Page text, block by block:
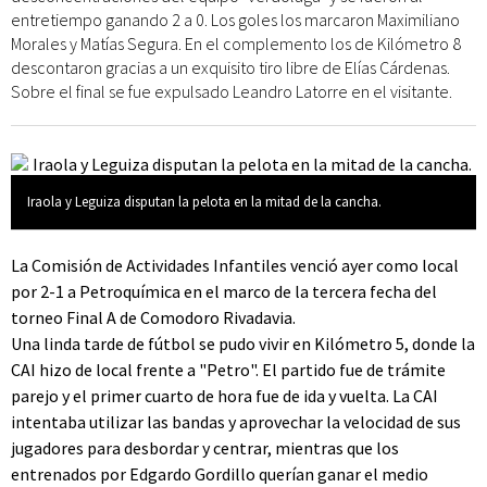
entretiempo ganando 2 a 0. Los goles los marcaron Maximiliano
Morales y Matías Segura. En el complemento los de Kilómetro 8
descontaron gracias a un exquisito tiro libre de Elías Cárdenas.
Sobre el final se fue expulsado Leandro Latorre en el visitante.
Iraola y Leguiza disputan la pelota en la mitad de la cancha.
La Comisión de Actividades Infantiles venció ayer como local
por 2-1 a Petroquímica en el marco de la tercera fecha del
torneo Final A de Comodoro Rivadavia.
Una linda tarde de fútbol se pudo vivir en Kilómetro 5, donde la
CAI hizo de local frente a "Petro". El partido fue de trámite
parejo y el primer cuarto de hora fue de ida y vuelta. La CAI
intentaba utilizar las bandas y aprovechar la velocidad de sus
jugadores para desbordar y centrar, mientras que los
entrenados por Edgardo Gordillo querían ganar el medio